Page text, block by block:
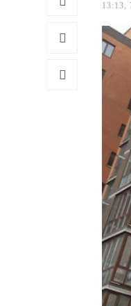
13:13,